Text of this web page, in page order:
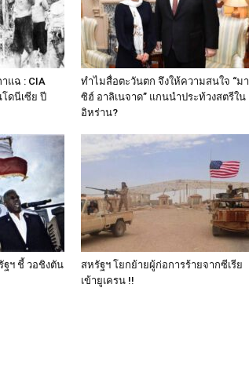
แฉ : CIA
ดนีเซีย ปี
ทำไมสื่อตะวันตก จึงให้ความสนใจ “มา
ซิฮ์ อาลิเนจาด” แกนนำประท้วงสตรีใน
อิหร่าน?
ฯ ชี้ วอชิงตัน
สหรัฐฯ โยกย้ายผู้ก่อการร้ายจากซีเรีย
เข้ายูเครน !!